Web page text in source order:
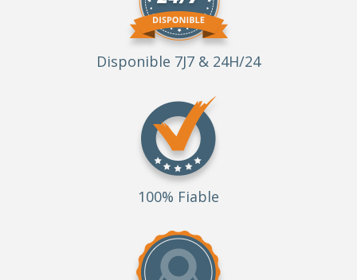
Disponible 7J7 & 24H/24
100% Fiable